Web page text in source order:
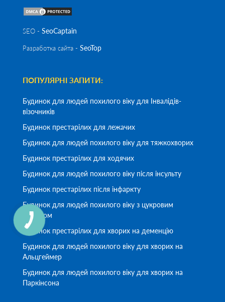
SEO - SeoСaptain
Разработка сайта - SeoTop
ПОПУЛЯРНІ ЗАПИТИ:
Будинок для людей похилого віку для Інвалідів-
візочників
Будинок престарілих для лежачих
Будинок для людей похилого віку для тяжкохворих
Будинок престарілих для ходячих
Будинок для людей похилого віку після інсульту
Будинок престарілих після інфаркту
Будинок для людей похилого віку з цукровим
діабетом
Будинок престарілих для хворих на деменцію
Будинок для людей похилого віку для хворих на
Альцгеймер
Будинок для людей похилого віку для хворих на
Паркінсона